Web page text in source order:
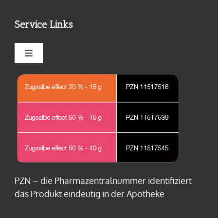
Wirkstoff
FAQ
Nagelbettentzündung
Karbunkel
Haarbalgentzündung
Furunkel
Abszesse
Service Links
Toggle
Kontakt
Datenschutz
Nebenwirkungs-Meldung
PZN – die Pharmazentralnummer identifiziert
das Produkt eindeutig in der Apotheke